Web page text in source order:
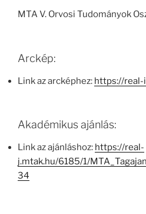
MTA V. Orvosi Tudományok
Arckép:
Link az arcképhez: https://real-
Akadémikus ajánlás:
Link az ajánláshoz: https://real-
j.mtak.hu/6185/1/
34